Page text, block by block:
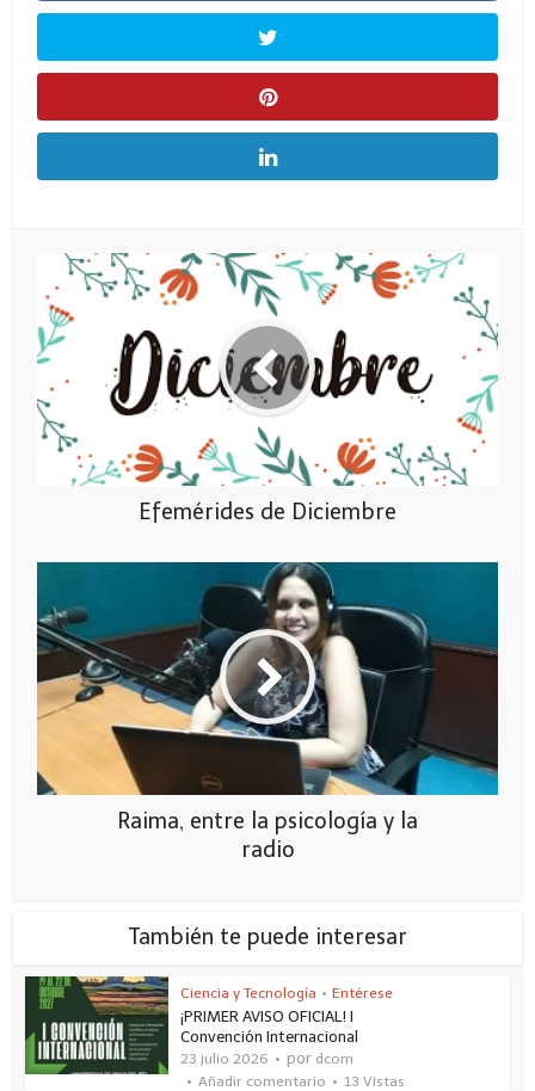
Efemérides de Diciembre
Raima, entre la psicología y la
radio
También te puede interesar
Ciencia y Tecnología • Entérese
¡PRIMER AVISO OFICIAL! I
Convención Internacional
23 julio 2026 por dcom
Añadir comentario
13 Vistas